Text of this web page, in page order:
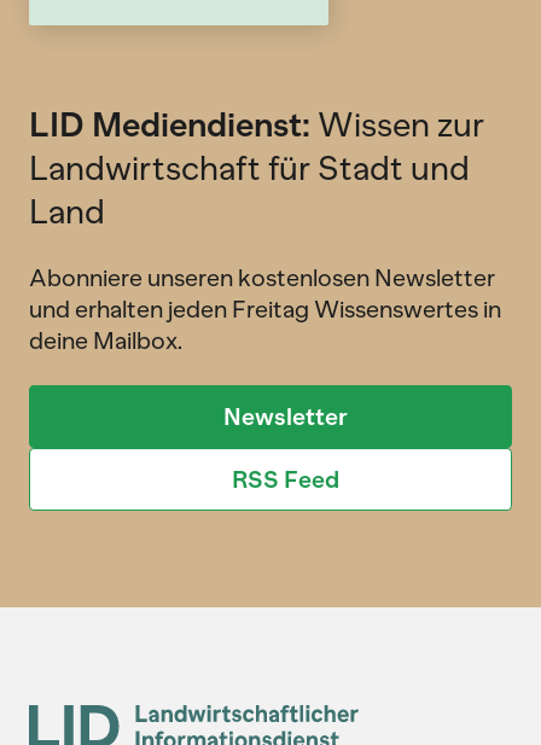
LID Mediendienst: Wissen zur
Landwirtschaft für Stadt und
Land
Abonniere unseren kostenlosen Newsletter
und erhalten jeden Freitag Wissenswertes in
deine Mailbox.
Newsletter
RSS Feed